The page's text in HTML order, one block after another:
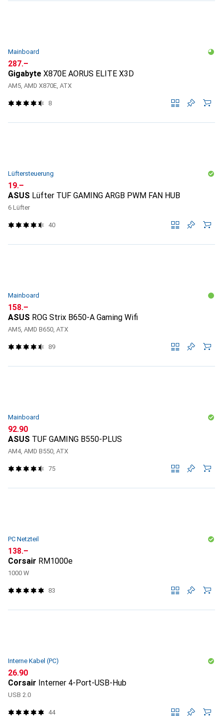
Mainboard
CHF
287.–
Gigabyte X870E AORUS ELITE X3D
AM5, AMD X870E, ATX
8
Lüftersteuerung
CHF
19.–
ASUS Lüfter TUF GAMING ARGB PWM FAN HUB
6 Lüfter
40
Mainboard
CHF
158.–
ASUS ROG Strix B650-A Gaming Wifi
AM5, AMD B650, ATX
89
Mainboard
CHF
92.90
ASUS TUF GAMING B550-PLUS
AM4, AMD B550, ATX
75
PC Netzteil
CHF
138.–
Corsair RM1000e
1000 W
83
Interne Kabel (PC)
CHF
26.90
Corsair Interner 4-Port-USB-Hub
USB 2.0
44